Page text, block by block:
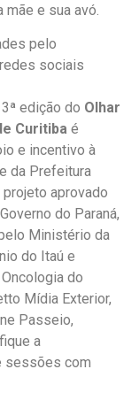
e sua avó.
pelo
sociais
edição do Olhar
Curitiba é
e incentivo à
da Prefeitura
aprovado
do Paraná,
Ministério da
do Itaú e
do
Mídia Exterior,
Passeio,
a
sessões com